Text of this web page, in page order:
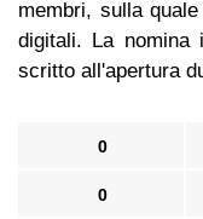
membri, sulla
digitali. La nomina
scritto all'apertura
0
0